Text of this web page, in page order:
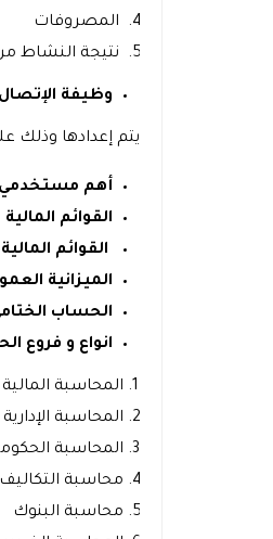
المصروفات
نتيجة النشاط
وظيفة
يتم إعدادها وذلك
أهم مستخدمي
القوائم المالية
القوائم المالية
الميزانية
الحساب
انواع و فروع
المحاسبة المالية
المحاسبة الإدارية
المحاسبة
محاسبة التكاليف
محاسبة البنوك